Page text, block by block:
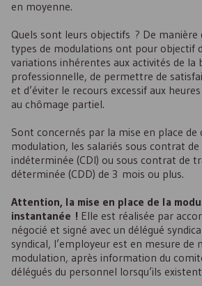
en moyenne.
Quels sont leurs objectifs ? De manière
types de modulations ont pour objectif
variations inhérentes aux activités de la
professionnelle, de permettre de
et d’éviter le recours excessif aux
au chômage partiel.
Sont concernés par la mise en place de
modulation, les salariés sous contrat de
indéterminée (CDI) ou sous contrat de
déterminée (CDD) de 3 mois ou plus.
Attention, la mise en place de la
instantanée ! Elle est réalisée par
négocié et signé avec un délégué
syndical, l’employeur est en mesure de
modulation, après information du
délégués du personnel lorsqu’ils